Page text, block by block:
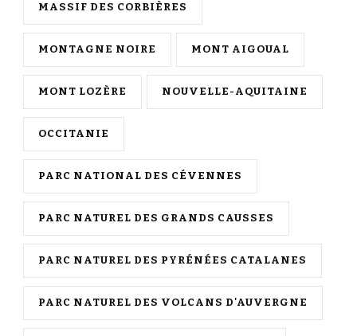
MASSIF DES CORBIÈRES
MONTAGNE NOIRE MONT AIGOUAL
MONT LOZÈRE NOUVELLE-AQUITAINE
OCCITANIE
PARC NATIONAL DES CÉVENNES
PARC NATUREL DES GRANDS CAUSSES
PARC NATUREL DES PYRÉNÉES CATALANES
PARC NATUREL DES VOLCANS D'AUVERGNE